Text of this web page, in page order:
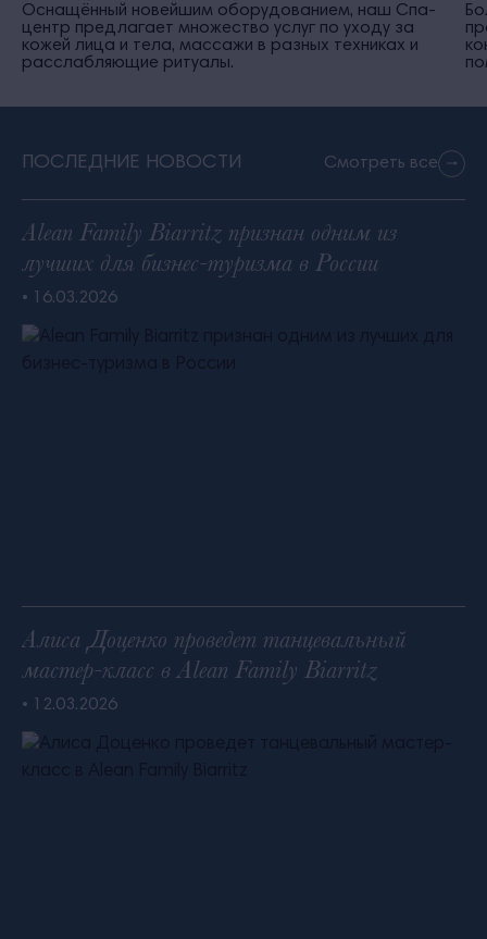
Оснащённый новейшим оборудованием, наш Спа-
центр предлагает множество услуг по уходу за
кожей лица и тела, массажи в разных техниках и
расслабляющие ритуалы.
ПОСЛЕДНИЕ НОВОСТИ Смотреть все
Alean Family Biarritz признан одним из
лучших для бизнес-туризма в России
• 16.03.2026
Алиса Доценко проведет танцевальный
мастер-класс в Alean Family Biarritz
• 12.03.2026